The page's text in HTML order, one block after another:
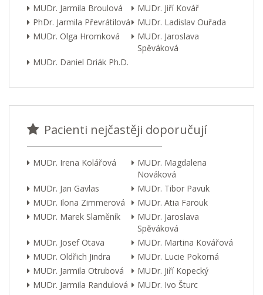
MUDr. Jarmila Broulová
MUDr. Jiří Kovář
PhDr. Jarmila Převrátilová
MUDr. Ladislav Ouřada
MUDr. Olga Hromková
MUDr. Jaroslava
Spěváková
MUDr. Daniel Driák Ph.D.
Pacienti nejčastěji doporučují
MUDr. Irena Kolářová
MUDr. Magdalena
Nováková
MUDr. Jan Gavlas
MUDr. Tibor Pavuk
MUDr. Ilona Zimmerová
MUDr. Atia Farouk
MUDr. Marek Slaměník
MUDr. Jaroslava
Spěváková
MUDr. Josef Otava
MUDr. Martina Kovářová
MUDr. Oldřich Jindra
MUDr. Lucie Pokorná
MUDr. Jarmila Otrubová
MUDr. Jiří Kopecký
MUDr. Jarmila Randulová
MUDr. Ivo Šturc